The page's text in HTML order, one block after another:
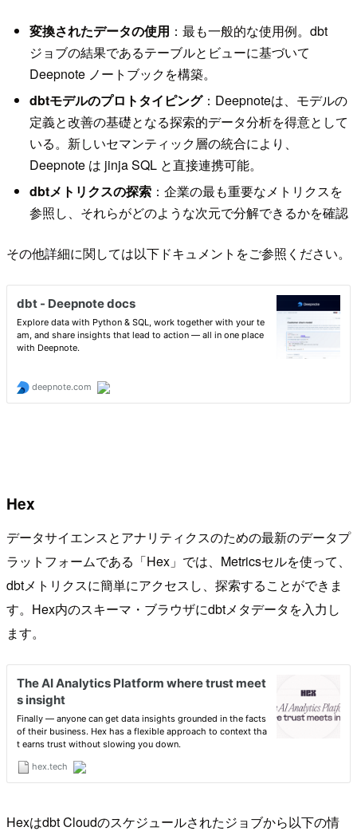
変換されたデータの使用 ：最も一般的な使用例。dbt
ジョブの結果であるテーブルとビューに基づいて
Deepnote ノートブックを構築。
dbtモデルのプロトタイピング：Deepnoteは、モデルの
定義と改善の基礎となる探索的データ分析を得意として
いる。新しいセマンティック層の統合により、
Deepnote は jinja SQL と直接連携可能。
dbtメトリクスの探索：企業の最も重要なメトリクスを
参照し、それらがどのような次元で分解できるかを確認
その他詳細に関しては以下ドキュメントをご参照ください。
Hex
データサイエンスとアナリティクスのための最新のデータプ
ラットフォームである「Hex」では、Metricsセルを使って、
dbtメトリクスに簡単にアクセスし、探索することができま
す。Hex内のスキーマ・ブラウザにdbtメタデータを入力し
ます。
Hexはdbt Cloudのスケジュールされたジョブから以下の情